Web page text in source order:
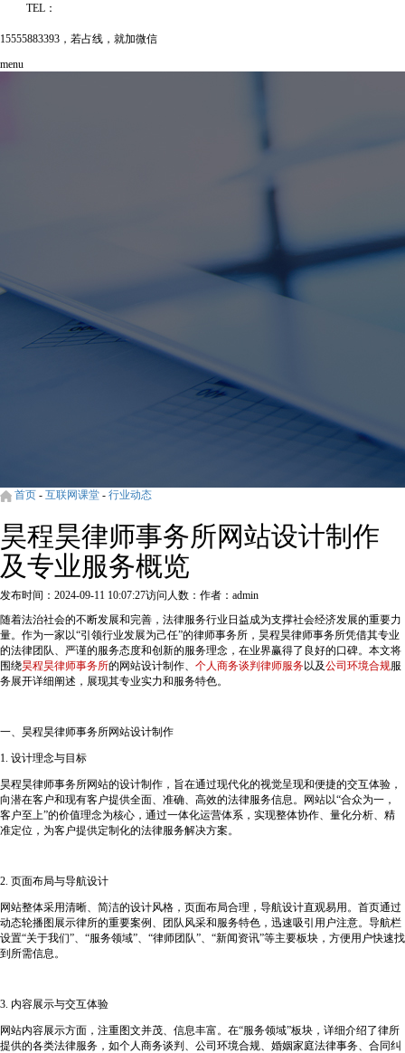
TEL：
15555883393，若占线，就加微信
menu
首页 - 互联网课堂 - 行业动态
昊程昊律师事务所网站设计制作
及专业服务概览
发布时间：2024-09-11 10:07:27访问人数： 作者：admin
随着法治社会的不断发展和完善，法律服务行业日益成为支撑社会经济发展的重要力
量。作为一家以“引领行业发展为己任”的律师事务所，昊程昊律师事务所凭借其专业
的法律团队、严谨的服务态度和创新的服务理念，在业界赢得了良好的口碑。本文将
围绕昊程昊律师事务所的网站设计制作、 个人商务谈判律师服务以及公司环境合规服
务展开详细阐述，展现其专业实力和服务特色。
一、昊程昊律师事务所网站设计制作
1. 设计理念与目标
昊程昊律师事务所网站的设计制作，旨在通过现代化的视觉呈现和便捷的交互体验，
向潜在客户和现有客户提供全面、准确、高效的法律服务信息。网站以“合众为一，
客户至上”的价值理念为核心，通过一体化运营体系，实现整体协作、量化分析、精
准定位，为客户提供定制化的法律服务解决方案。
2. 页面布局与导航设计
网站整体采用清晰、简洁的设计风格，页面布局合理，导航设计直观易用。首页通过
动态轮播图展示律所的重要案例、团队风采和服务特色，迅速吸引用户注意。导航栏
设置“关于我们”、“服务领域”、“律师团队”、“新闻资讯”等主要板块，方便用户快速找
到所需信息。
3. 内容展示与交互体验
网站内容展示方面，注重图文并茂、信息丰富。在“服务领域”板块，详细介绍了律所
提供的各类法律服务，如个人商务谈判、公司环境合规、婚姻家庭法律事务、合同纠